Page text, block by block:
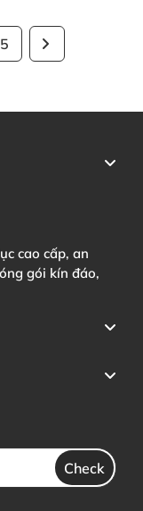
5
cao cấp, an
gói kín đáo,
Check